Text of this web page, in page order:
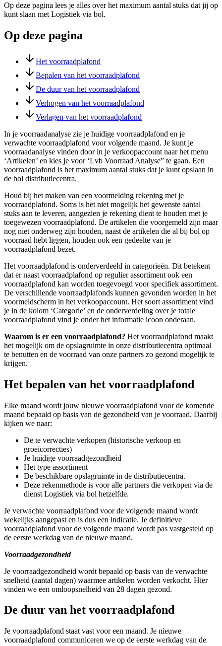
Op deze pagina lees je alles over het maximum aantal stuks dat jij op
kunt slaan met Logistiek via bol.
Op deze pagina
Het voorraadplafond
Bepalen van het voorraadplafond
De duur van het voorraadplafond
Verhogen van het voorraadplafond
Verlagen van het voorraadplafond
In je voorraadanalyse zie je huidige voorraadplafond en je
verwachte voorraadplafond voor volgende maand. Je kunt je
voorraadanalyse vinden door in je verkoopaccount naar het menu
‘Artikelen’ en kies je voor ‘Lvb Voorraad Analyse” te gaan. Een
voorraadplafond is het maximum aantal stuks dat je kunt opslaan in
de bol distributiecentra.
Houd bij het maken van een voormelding rekening met je
voorraadplafond. Soms is het niet mogelijk het gewenste aantal
stuks aan te leveren, aangezien je rekening dient te houden met je
toegewezen voorraadplafond. De artikelen die voorgemeld zijn maar
nog niet onderweg zijn houden, naast de artikelen die al bij bol op
voorraad hebt liggen, houden ook een gedeelte van je
voorraadplafond bezet.
Het voorraadplafond is onderverdeeld in categorieën. Dit betekent
dat er naast voorraadplafond op regulier assortiment ook een
voorraadplafond kan worden toegevoegd voor specifiek assortiment.
De verschillende voorraadplafonds kunnen gevonden worden in het
voormeldscherm in het verkoopaccount. Het soort assortiment vind
je in de kolom ‘Categorie’ en de onderverdeling over je totale
voorraadplafond vind je onder het informatie icoon onderaan.
Waarom is er een voorraadplafond? Het voorraadplafond maakt
het mogelijk om de opslagruimte in onze distributiecentra optimaal
te benutten en de voorraad van onze partners zo gezond mogelijk te
krijgen.
Het bepalen van het voorraadplafond
Elke maand wordt jouw nieuwe voorraadplafond voor de komende
maand bepaald op basis van de gezondheid van je voorraad. Daarbij
kijken we naar:
De te verwachte verkopen (historische verkoop en
groeicorrecties)
Je huidige voorraadgezondheid
Het type assortiment
De beschikbare opslagruimte in de distributiecentra.
Deze rekenmethode is voor alle partners die verkopen via de
dienst Logistiek via bol hetzelfde.
Je verwachte voorraadplafond voor de volgende maand wordt
wekelijks aangepast en is dus een indicatie. Je definitieve
voorraadplafond voor de volgende maand wordt pas vastgesteld op
de eerste werkdag van de nieuwe maand.
Voorraadgezondheid
Je voorraadgezondheid wordt bepaald op basis van de verwachte
snelheid (aantal dagen) waarmee artikelen worden verkocht. Hier
vinden we een omloopsnelheid van 28 dagen gezond.
De duur van het voorraadplafond
Je voorraadplafond staat vast voor een maand. Je nieuwe
voorraadplafond communiceren we op de eerste werkdag van de